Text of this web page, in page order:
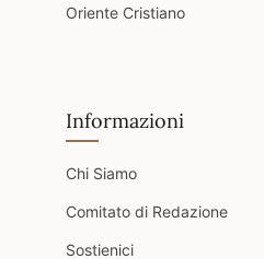
Oriente Cristiano
Informazioni
Chi Siamo
Comitato di Redazione
Sostienici